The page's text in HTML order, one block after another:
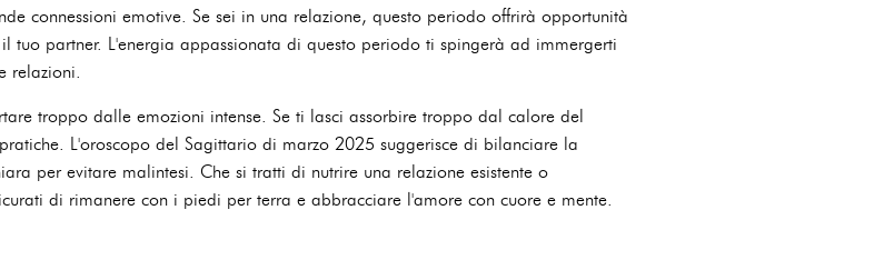
connessioni emotive. Se sei in una relazione, questo periodo offrirà opportunità
tuo partner. L'energia appassionata di questo periodo ti spingerà ad immergerti
relazioni.
troppo dalle emozioni intense. Se ti lasci assorbire troppo dal calore del
L'oroscopo del Sagittario di marzo 2025 suggerisce di bilanciare la
per evitare malintesi. Che si tratti di nutrire una relazione esistente o
di rimanere con i piedi per terra e abbracciare l'amore con cuore e mente.